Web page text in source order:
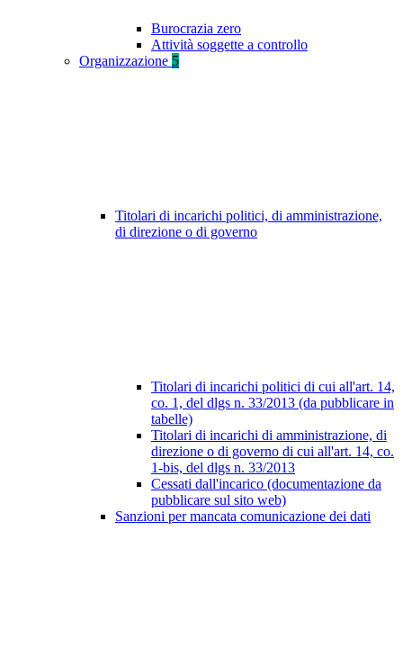
Burocrazia zero
Attività soggette a controllo
Organizzazione 5
Titolari di incarichi politici, di amministrazione,
di direzione o di governo
Titolari di incarichi politici di cui all'art. 14,
co. 1, del dlgs n. 33/2013 (da pubblicare in
tabelle)
Titolari di incarichi di amministrazione, di
direzione o di governo di cui all'art. 14, co.
1-bis, del dlgs n. 33/2013
Cessati dall'incarico (documentazione da
pubblicare sul sito web)
Sanzioni per mancata comunicazione dei dati